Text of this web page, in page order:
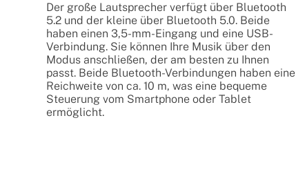
Der große Lautsprecher verfügt über Bluetooth
5.2 und der kleine über Bluetooth 5.0. Beide
haben einen 3,5-mm-Eingang und eine USB-
Verbindung. Sie können Ihre Musik über den
Modus anschließen, der am besten zu Ihnen
passt. Beide Bluetooth-Verbindungen haben eine
Reichweite von ca. 10 m, was eine bequeme
Steuerung vom Smartphone oder Tablet
ermöglicht.